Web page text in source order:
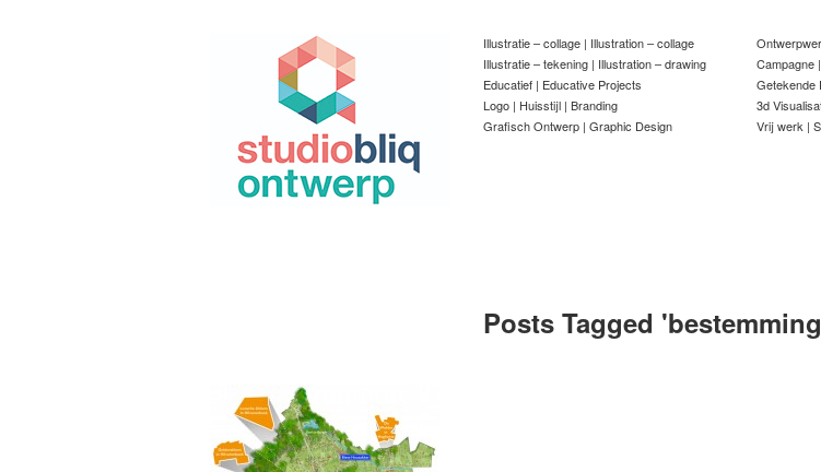
Illustratie – collage | Illustration – collage
Illustratie – tekening | Illustration – drawing
Educatief | Educative Projects
Logo | Huisstijl | Branding
Grafisch Ontwerp | Graphic Design
Campagne
Getekende
3d
Vrij werk |
Posts Tagged '